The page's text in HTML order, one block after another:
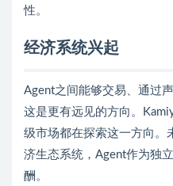
性。
经济系统兴起
Agent之间能够交易、通过
这是更有远见的方向。
级市场都在探索这一方向。
济生态系统，Agent作为独
酬。